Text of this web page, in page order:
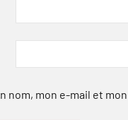
nom, mon e-mail et